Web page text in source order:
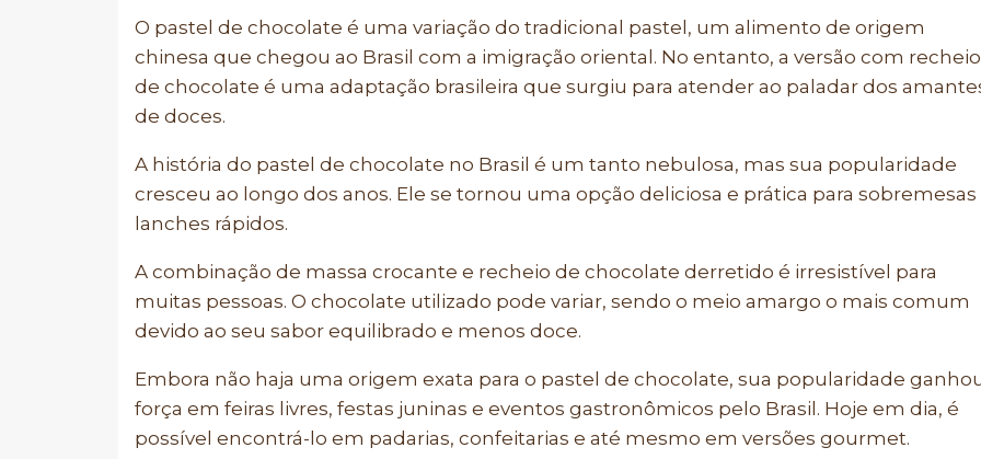
O pastel de chocolate é uma variação do tradicional pastel, um alimento de origem
chinesa que chegou ao Brasil com a imigração oriental. No entanto, a versão com recheio
de chocolate é uma adaptação brasileira que surgiu para atender ao paladar dos
de doces.
A história do pastel de chocolate no Brasil é um tanto nebulosa, mas sua popularidade
cresceu ao longo dos anos. Ele se tornou uma opção deliciosa e prática para sobremesas
lanches rápidos.
A combinação de massa crocante e recheio de chocolate derretido é irresistível para
muitas pessoas. O chocolate utilizado pode variar, sendo o meio amargo o mais comum
devido ao seu sabor equilibrado e menos doce.
Embora não haja uma origem exata para o pastel de chocolate, sua popularidade
força em feiras livres, festas juninas e eventos gastronômicos pelo Brasil. Hoje em dia, é
possível encontrá-lo em padarias, confeitarias e até mesmo em versões gourmet.